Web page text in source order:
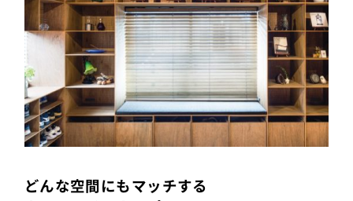
どんな空間にもマッチする